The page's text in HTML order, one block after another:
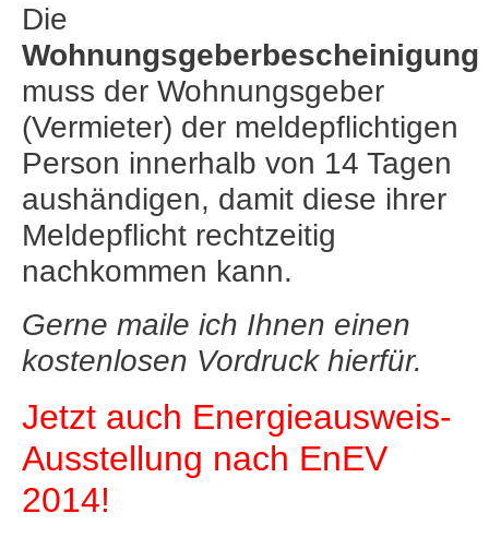
Die
Wohnungsgeberbescheinigung
muss der Wohnungsgeber
(Vermieter) der meldepflichtigen
Person innerhalb von 14 Tagen
aushändigen, damit diese ihrer
Meldepflicht rechtzeitig
nachkommen kann.
Gerne maile ich Ihnen einen
kostenlosen Vordruck hierfür.
Jetzt auch Energieausweis-
Ausstellung nach EnEV
2014!